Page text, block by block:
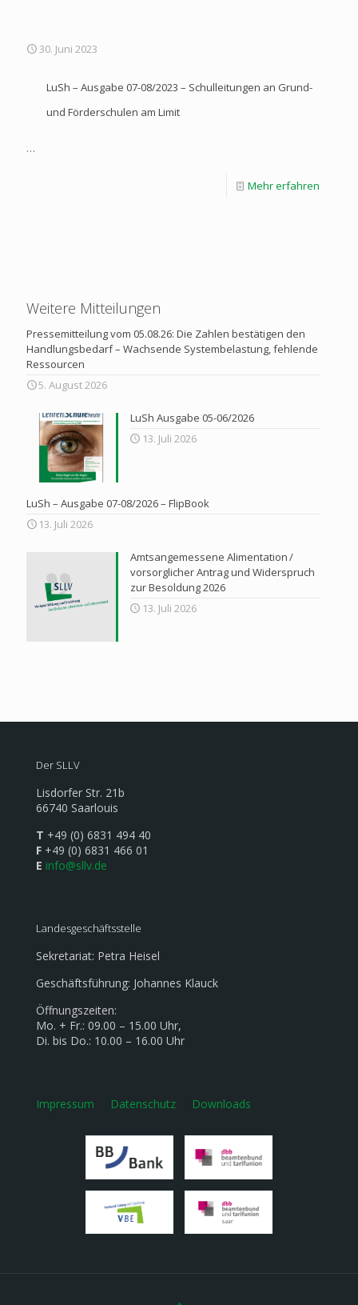
30. Juni 2023
LuSh – Ausgabe 07-08/2023 – Schulleitungen an Grund-
und Förderschulen am Limit
…
Mehr erfahren
Weitere Mitteilungen
Pressemitteilung vom 05.08.26: Die Zahlen bestätigen den
Handlungsbedarf – Wachsende Systembelastung, fehlende
Ressourcen
5. August 2026
LuSh Ausgabe 05-06/2026
13. Juli 2026
LuSh – Ausgabe 07-08/2026 – FlipBook
13. Juli 2026
Amtsangemessene Alimentation /
vorsorglicher Antrag und Widerspruch
zur Besoldung 2026
13. Juli 2026
Der SLLV
Lisdorfer Str. 21b
66740 Saarlouis
T +49 (0) 6831 494 40
F +49 (0) 6831 466 01
E info@sllv.de
Landesgeschäftsstelle
Sekretariat: Petra Heisel
Geschäftsführung: Johannes Klauck
Öffnungszeiten:
Mo. + Fr.: 09.00 – 15.00 Uhr,
Di. bis Do.: 10.00 – 16.00 Uhr
Impressum Datenschutz Downloads